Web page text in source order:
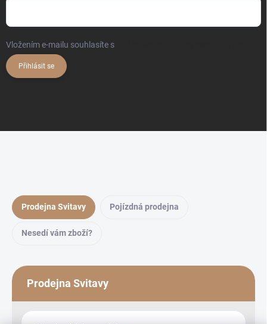
Vložením e-mailu souhlasíte s
Přihlásit se
Prodejna Svitavy Pojízdná prodejna
Nesedí vám zboží?
Prodejna Svitavy